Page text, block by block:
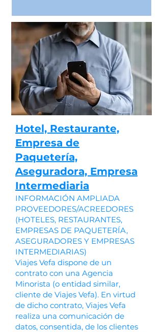
Hotel, Restaurante,
Empresa de
Paquetería,
Aseguradora, Empresa
Intermediaria
INFORMACIÓN AMPLIADA
PROVEEDORES/ACREEDORES
(HOTELES, RESTAURANTES,
EMPRESAS DE PAQUETERÍA,
ASEGURADORES Y EMPRESAS
INTERMEDIARIAS)
Viajes Vefa dispone de un
contrato con una Agencia
Minorista (o entidad similar,
cliente de Viajes Vefa). En virtud
de dicho contrato, Viajes Vefa
realiza una comunicación de
datos, consentida, de los clientes